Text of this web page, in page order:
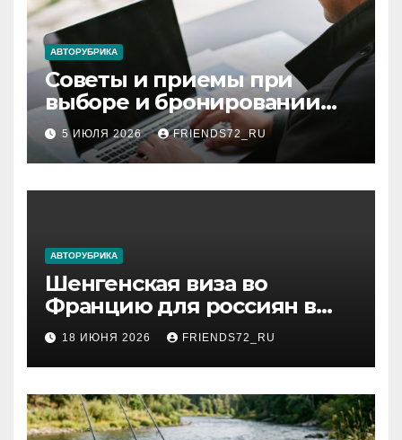
АВТОРУБРИКА
Советы и приемы при
выборе и бронировании
авиабилетов
5 ИЮЛЯ 2026 FRIENDS72_RU
АВТОРУБРИКА
Шенгенская виза во
Францию для россиян в
2026 году: сроки от 3 дней
и список необходимых
документов
18 ИЮНЯ 2026 FRIENDS72_RU